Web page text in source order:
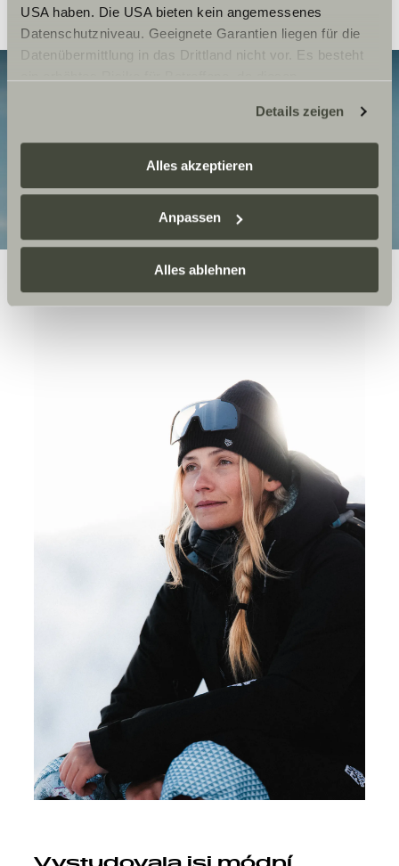
USA haben. Die USA bieten kein angemessenes
Datenschutzniveau. Geeignete Garantien liegen für die
Datenübermittlung in das Drittland nicht vor. Es besteht
zustehen. Eingesetzte Dienstleister können Daten für
eigene Zwecke verarbeiten und mit anderen Daten
zusammenführen. Weitere Informationen finden Sie hier:
Datenschutzerklärung
einzelne Cookies/Dienste in den Einstellungen aus,
erteilen Sie uns Ihre Einwilligung zur Verarbeitung Ihrer
Daten zu den genannten Zwecken. Die Einwilligung ist
freiwillig, für den Besuch der Website nicht erforderlich
Ermöglichung der Seitennavigation erforderlich sind.
Details zeigen
Alles akzeptieren
Anpassen
Alles ablehnen